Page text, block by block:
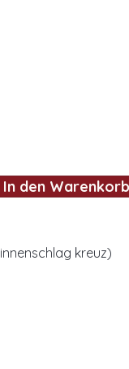
In den Warenkorb
kreuz)